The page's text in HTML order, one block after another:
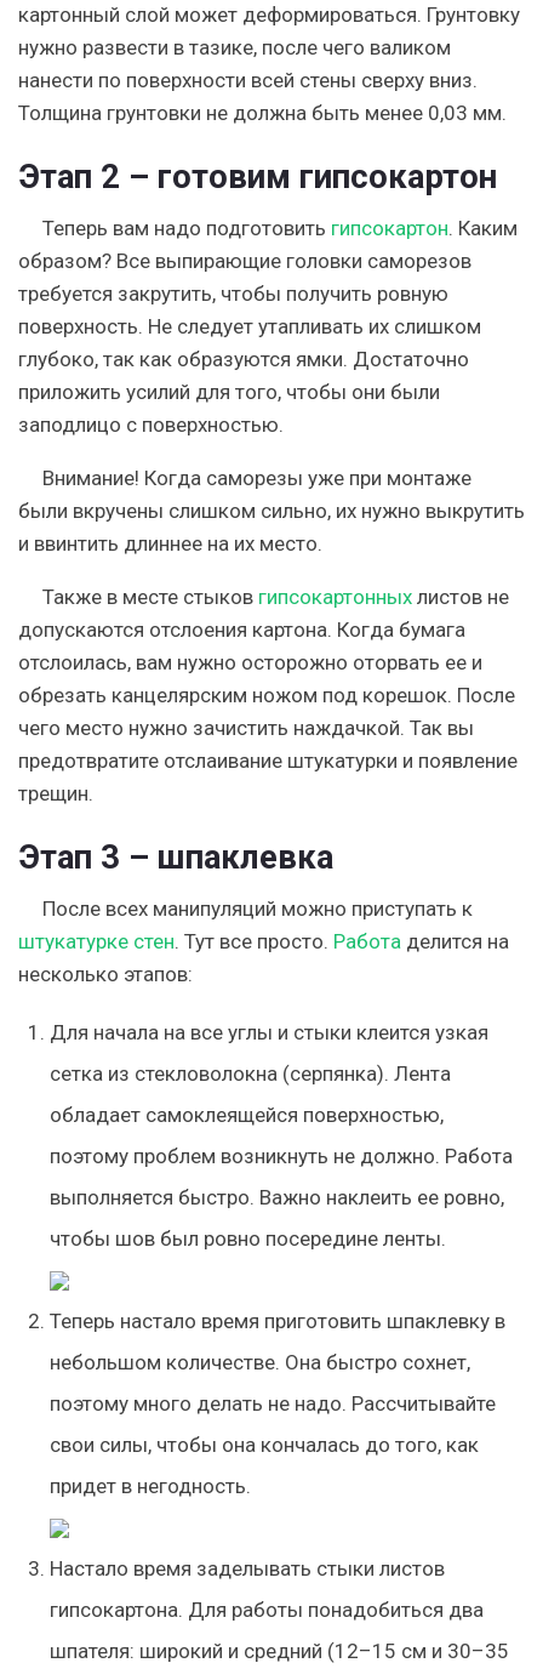
картонный слой может деформироваться. Грунтовку
нужно развести в тазике, после чего валиком
нанести по поверхности всей стены сверху вниз.
Толщина грунтовки не должна быть менее 0,03 мм.
Этап 2 – готовим гипсокартон
Теперь вам надо подготовить гипсокартон. Каким
образом? Все выпирающие головки саморезов
требуется закрутить, чтобы получить ровную
поверхность. Не следует утапливать их слишком
глубоко, так как образуются ямки. Достаточно
приложить усилий для того, чтобы они были
заподлицо с поверхностью.
Внимание! Когда саморезы уже при монтаже
были вкручены слишком сильно, их нужно выкрутить
и ввинтить длиннее на их место.
Также в месте стыков гипсокартонных листов не
допускаются отслоения картона. Когда бумага
отслоилась, вам нужно осторожно оторвать ее и
обрезать канцелярским ножом под корешок. После
чего место нужно зачистить наждачкой. Так вы
предотвратите отслаивание штукатурки и появление
трещин.
Этап 3 – шпаклевка
После всех манипуляций можно приступать к
штукатурке стен. Тут все просто. Работа делится на
несколько этапов:
Для начала на все углы и стыки клеится узкая
сетка из стекловолокна (серпянка). Лента
обладает самоклеящейся поверхностью,
поэтому проблем возникнуть не должно. Работа
выполняется быстро. Важно наклеить ее ровно,
чтобы шов был ровно посередине ленты.
Теперь настало время приготовить шпаклевку в
небольшом количестве. Она быстро сохнет,
поэтому много делать не надо. Рассчитывайте
свои силы, чтобы она кончалась до того, как
придет в негодность.
Настало время заделывать стыки листов
гипсокартона. Для работы понадобиться два
шпателя: широкий и средний (12–15 см и 30–35